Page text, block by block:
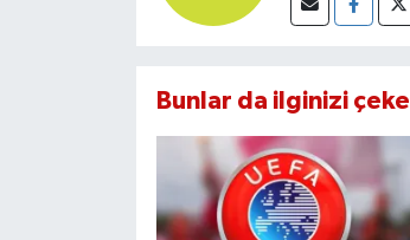
Bunlar da ilginizi